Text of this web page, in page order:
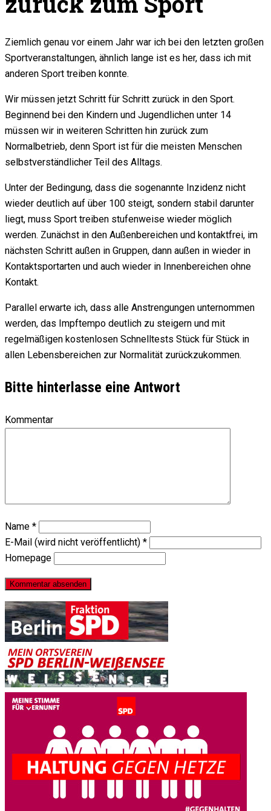
Ziemlich genau vor einem Jahr war ich bei den letzten großen
Sportveranstaltungen, ähnlich lange ist es her, dass ich mit
anderen Sport treiben konnte.
Wir müssen jetzt Schritt für Schritt zurück in den Sport.
Beginnend bei den Kindern und Jugendlichen unter 14
müssen wir in weiteren Schritten hin zurück zum
Normalbetrieb, denn Sport ist für die meisten Menschen
selbstverständlicher Teil des Alltags.
Unter der Bedingung, dass die sogenannte Inzidenz nicht
wieder deutlich auf über 100 steigt, sondern stabil darunter
liegt, muss Sport treiben stufenweise wieder möglich
werden. Zunächst in den Außenbereichen und kontaktfrei, im
nächsten Schritt außen in Gruppen, dann außen in wieder in
Kontaktsportarten und auch wieder in Innenbereichen ohne
Kontakt.
Parallel erwarte ich, dass alle Anstrengungen unternommen
werden, das Impftempo deutlich zu steigern und mit
regelmäßigen kostenlosen Schnelltests Stück für Stück in
allen Lebensbereichen zur Normalität zurückzukommen.
Bitte hinterlasse eine Antwort
Kommentar
Name *
E-Mail (wird nicht veröffentlicht) *
Homepage